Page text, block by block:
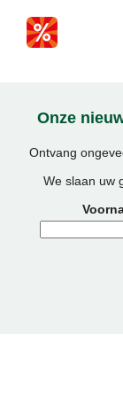
Onze
Ontvang
We slaan uw